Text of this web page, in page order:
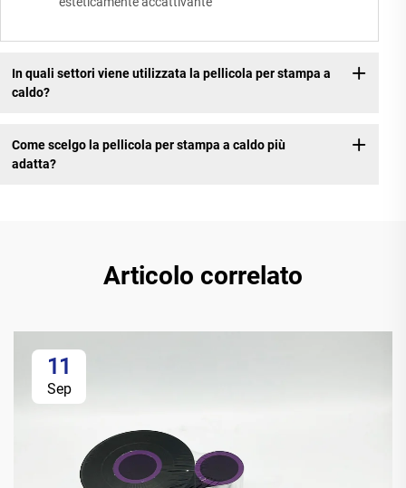
In quali settori viene utilizzata la pellicola per stampa a
caldo?
Come scelgo la pellicola per stampa a caldo più
adatta?
Articolo correlato
11
Sep